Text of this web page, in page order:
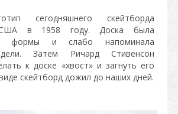
сегодняшнего скейтборда
в 1958 году. Доска была
формы и слабо напоминала
Затем Ричард Стивенсон
к доске «хвост» и загнуть его
скейтборд дожил до наших дней.